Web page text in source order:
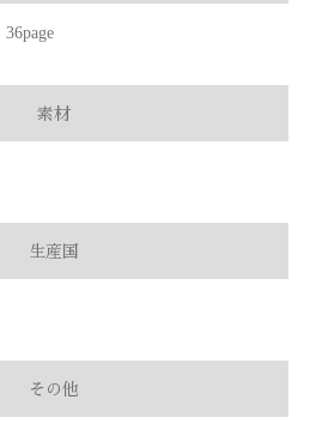
素材
生産国
その他